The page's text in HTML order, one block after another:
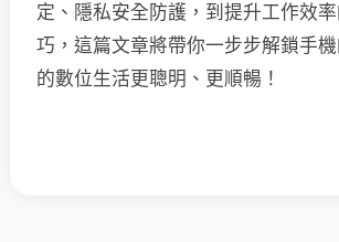
定、隱私安全防護，到提升工作效
巧，這篇文章將帶你一步步解鎖手
的數位生活更聰明、更順暢！